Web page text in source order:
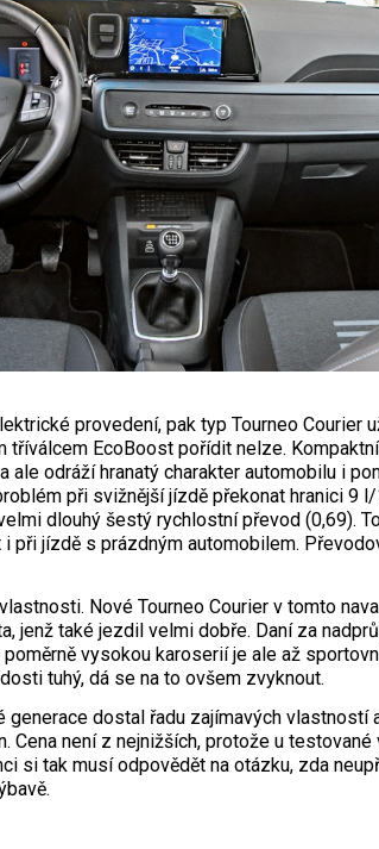
provedení, pak typ Tourneo Courier
tříválcem EcoBoost pořídit nelze.
ale odráží hranatý charakter automobilu i
při svižnější jízdě překonat hranici 9
dlouhý šestý rychlostní převod (0,69).
při jízdě s prázdným automobilem.
Nové Tourneo Courier v tomto
jenž také jezdil velmi dobře. Daní za
vysokou karoserií je ale až
tuhý, dá se na to ovšem zvyknout.
generace dostal řadu zajímavých vlastností
Cena není z nejnižších, protože u testované
si tak musí odpovědět na otázku, zda